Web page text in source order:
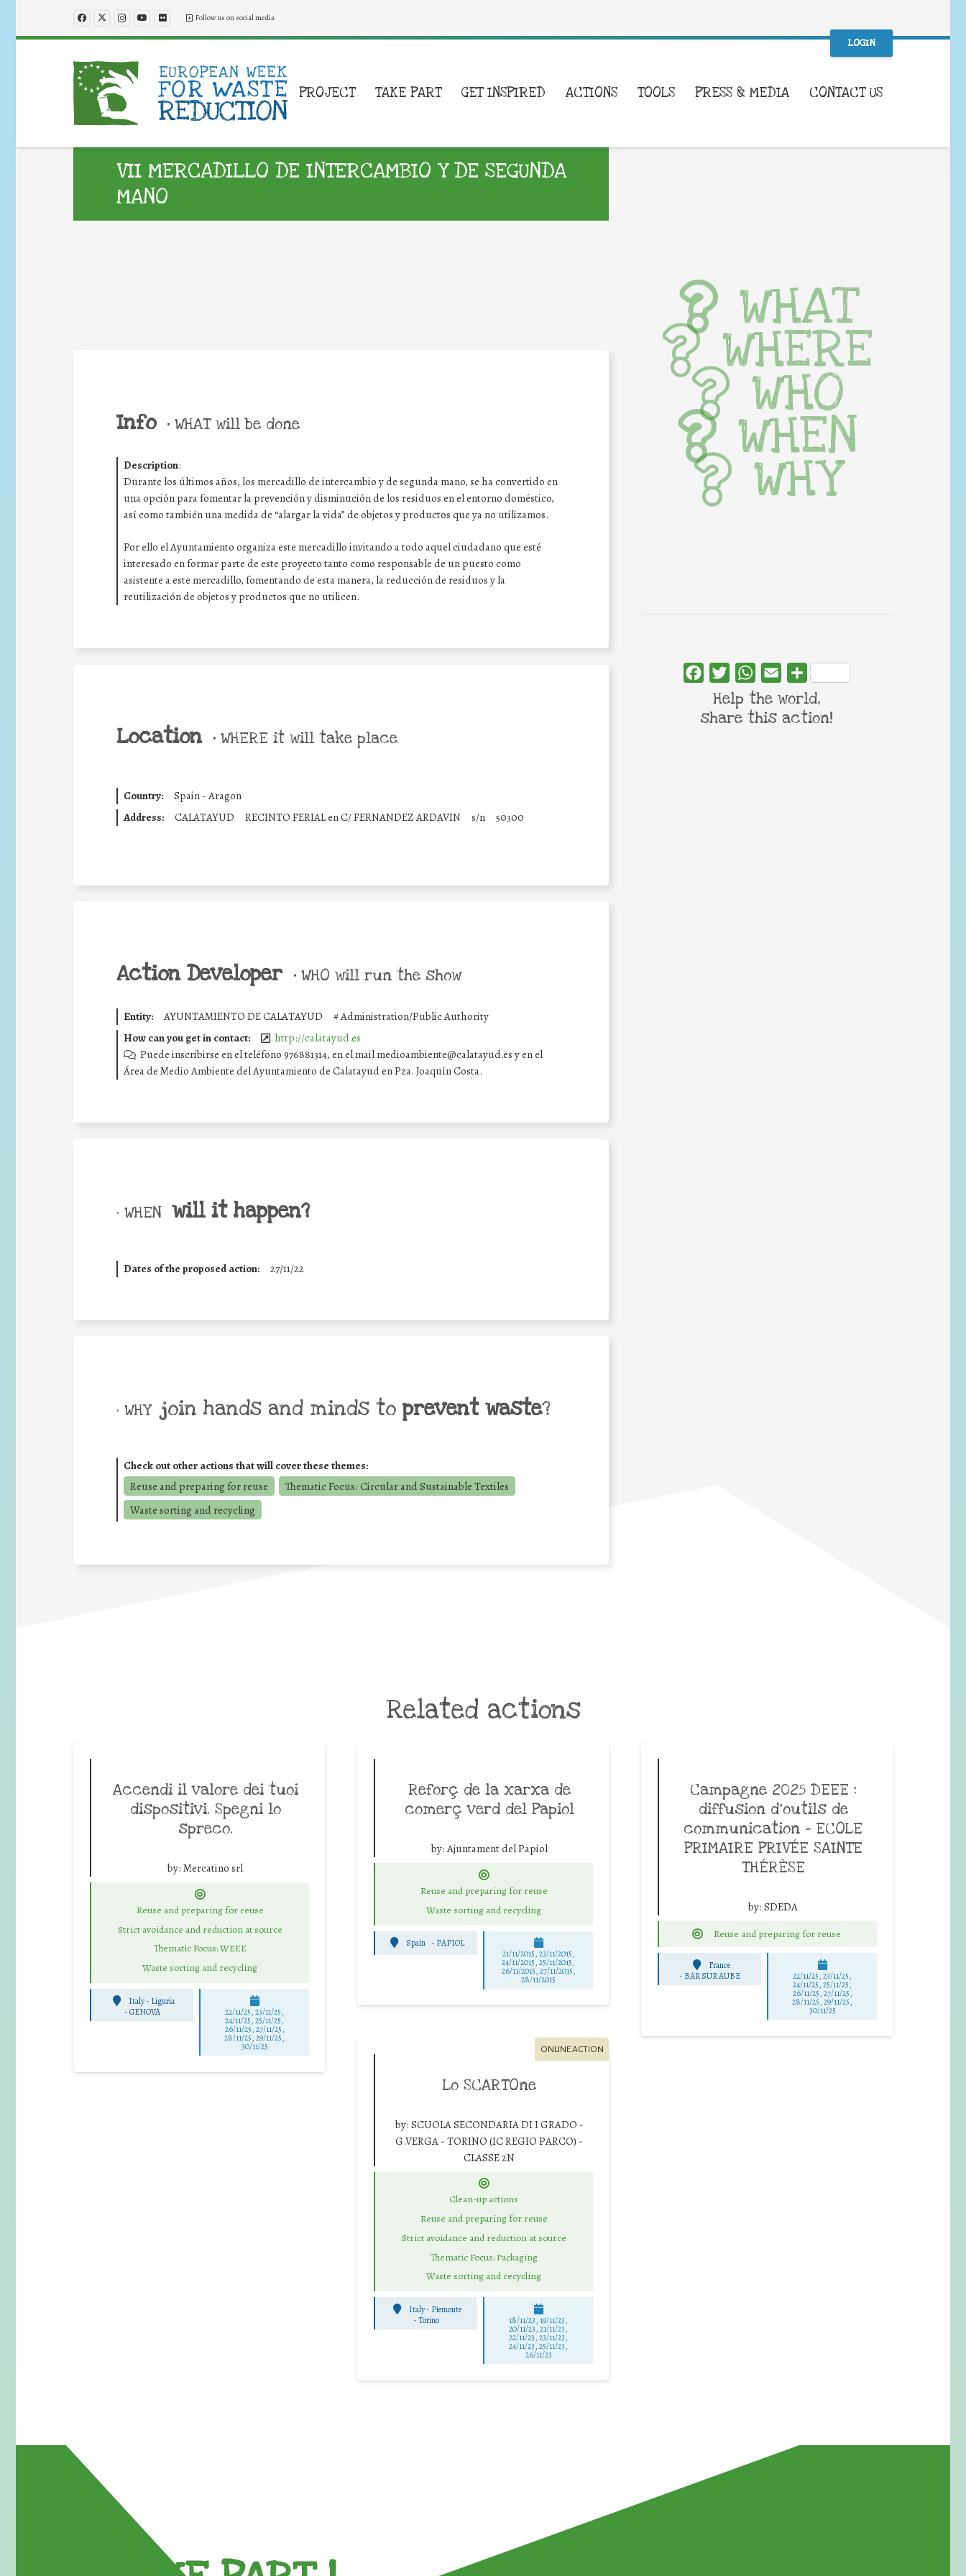
Follow us on social media
LOGIN
PROJECT TAKE PART GET INSPIRED ACTIONS TOOLS PRESS & MEDIA CONTACT US
VII MERCADILLO DE INTERCAMBIO Y DE SEGUNDA
MANO
Info • WHAT will be done
Description:
Durante los últimos años, los mercadillo de intercambio y de segunda mano, se ha convertido en
una opción para fomentar la prevención y disminución de los residuos en el entorno doméstico,
así como también una medida de “alargar la vida” de objetos y productos que ya no utilizamos.
Por ello el Ayuntamiento organiza este mercadillo invitando a todo aquel ciudadano que esté
interesado en formar parte de este proyecto tanto como responsable de un puesto como
asistente a este mercadillo, fomentando de esta manera, la reducción de residuos y la
reutilización de objetos y productos que no utilicen.
Location • WHERE it will take place
Country:
Spain - Aragon
Address:
CALATAYUD RECINTO FERIAL en C/ FERNANDEZ ARDAVIN s/n 50300
Action Developer • WHO will run the show
Entity: AYUNTAMIENTO DE CALATAYUD #Administration/Public Authority
How can you get in contact:
http://calatayud.es
Puede inscribirse en el teléfono 976881314, en el mail medioambiente@calatayud.es y en el
Área de Medio Ambiente del Ayuntamiento de Calatayud en Pza. Joaquín Costa.
• WHEN will it happen?
Dates of the proposed action: 27/11/22
• WHY join hands and minds to prevent waste?
Check out other actions that will cover these themes:
Reuse and preparing for reuse
Thematic Focus: Circular and Sustainable Textiles
Waste sorting and recycling
WHAT
WHERE
WHO
WHEN
WHY
FacebookTwitterWhatsApp
Email Share
Help the world,
share this action!
Related actions
Accendi il valore dei tuoi
dispositivi. Spegni lo
spreco.
by: Mercatino srl
Reuse and preparing for reuse
Strict avoidance and reduction at source
Thematic Focus: WEEE
Waste sorting and recycling
Italy - Liguria
-GENOVA 22/11/25,23/11/25,
24/11/25,25/11/25,
26/11/25,27/11/25,
28/11/25,29/11/25,
30/11/25
Reforç de la xarxa de
comerç verd del Papiol
by:Ajuntament del Papiol
Reuse and preparing for reuse
Waste sorting and recycling
Spain - PAPIOL
21/11/2015, 23/11/2015,
24/11/2015, 25/11/2015,
26/11/2015, 27/11/2015,
28/11/2015
Campagne 2025 DEEE :
diffusion d’outils de
communication – ECOLE
PRIMAIRE PRIVÉE SAINTE
THÉRÈSE
by: SDEDA
Reuse and preparing for reuse
France
- BAR SUR AUBE 22/11/25,23/11/25,
24/11/25,25/11/25,
26/11/25,27/11/25,
28/11/25,29/11/25,
30/11/25
ONLINE ACTION
Lo SCARTOne
by: SCUOLA SECONDARIA DI I GRADO -
G.VERGA - TORINO (IC REGIO PARCO) -
CLASSE 2N
Clean-up actions
Reuse and preparing for reuse
Strict avoidance and reduction at source
Thematic Focus: Packaging
Waste sorting and recycling
Italy - Piemonte
-Torino 18/11/23, 19/11/23,
20/11/23, 21/11/23,
22/11/23, 23/11/23,
24/11/23, 25/11/23,
26/11/23